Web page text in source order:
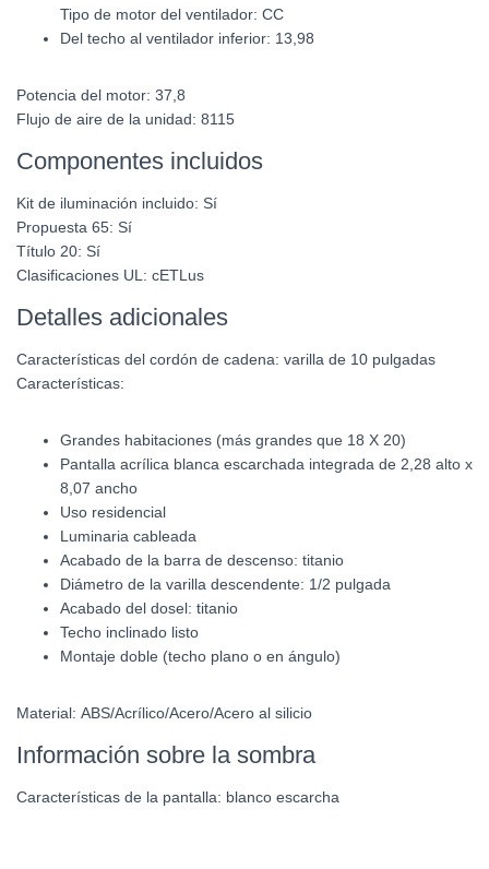
Tipo de motor del ventilador: CC
Del techo al ventilador inferior: 13,98
Potencia del motor: 37,8
Flujo de aire de la unidad: 8115
Componentes incluidos
Kit de iluminación incluido: Sí
Propuesta 65: Sí
Título 20: Sí
Clasificaciones UL: cETLus
Detalles adicionales
Características del cordón de cadena: varilla de 10 pulgadas
Características:
Grandes habitaciones (más grandes que 18 X 20)
Pantalla acrílica blanca escarchada integrada de 2,28 alto x
8,07 ancho
Uso residencial
Luminaria cableada
Acabado de la barra de descenso: titanio
Diámetro de la varilla descendente: 1/2 pulgada
Acabado del dosel: titanio
Techo inclinado listo
Montaje doble (techo plano o en ángulo)
Material: ABS/Acrílico/Acero/Acero al silicio
Información sobre la sombra
Características de la pantalla: blanco escarcha